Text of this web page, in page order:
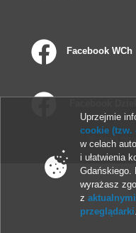
Facebook WCh
© 2013-
Uprzejmie
cookie (tzw.
w celach
i ułatwienia
Gdańskiego.
wyrażasz
z
przeglądarki.